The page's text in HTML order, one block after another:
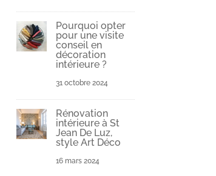
Pourquoi opter
pour une visite
conseil en
décoration
intérieure ?
31 octobre 2024
Rénovation
intérieure à St
Jean De Luz,
style Art Déco
16 mars 2024